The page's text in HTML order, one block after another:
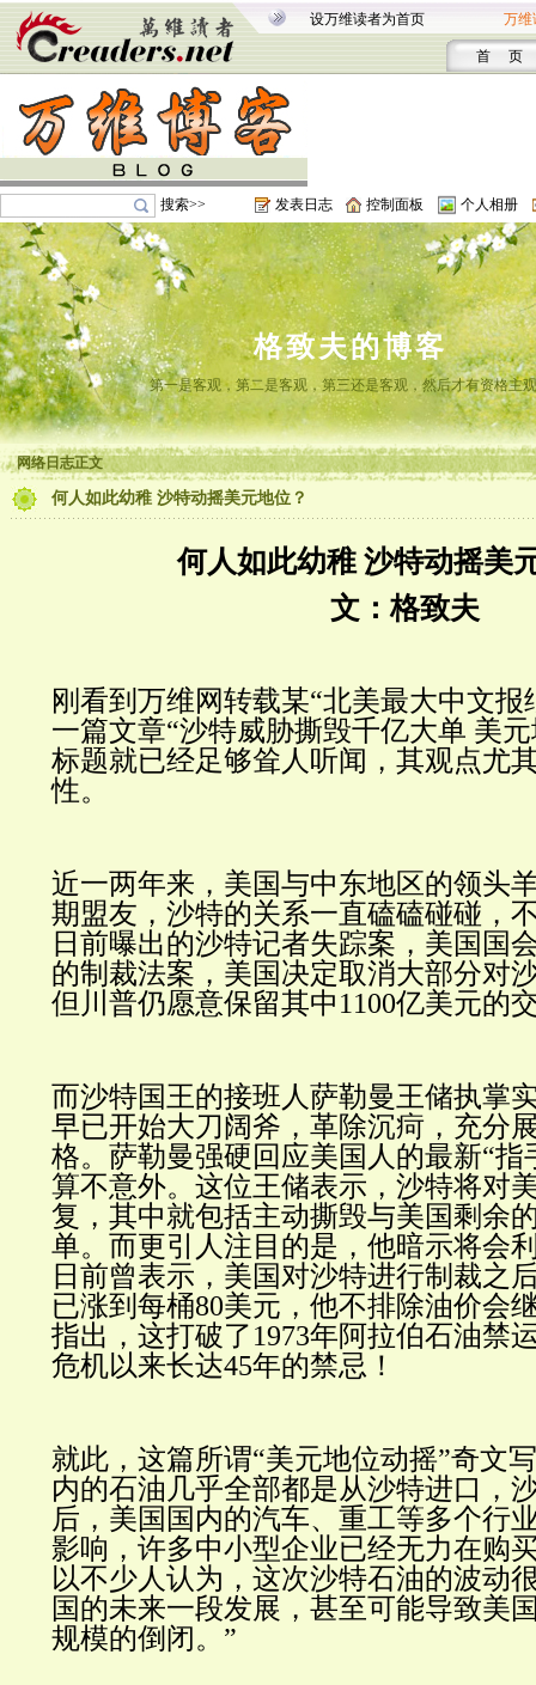
设万维读者为首页 万维
首 页
搜索>> 发表日志 控制面板 个人相册
格致夫的博客
第一是客观，第二是客观，第三还是客观，然后才有资格主
网络日志正文
何人如此幼稚 沙特动摇美元地位？
何人如此幼稚 沙特动摇美
文：格致夫
刚看到万维网转载某“北美最大中文报
一篇文章“沙特威胁撕毁千亿大单 美
标题就已经足够耸人听闻，其观点尤
性。
近一两年来，美国与中东地区的领头
期盟友，沙特的关系一直磕磕碰碰，
日前曝出的沙特记者失踪案，美国国
的制裁法案，美国决定取消大部分对
但川普仍愿意保留其中1100亿美元的
而沙特国王的接班人萨勒曼王储执掌
早已开始大刀阔斧，革除沉疴，充分
格。萨勒曼强硬回应美国人的最新“指
算不意外。这位王储表示，沙特将对
复，其中就包括主动撕毁与美国剩余
单。而更引人注目的是，他暗示将会
日前曾表示，美国对沙特进行制裁之
已涨到每桶80美元，他不排除油价会
指出，这打破了1973年阿拉伯石油禁
危机以来长达45年的禁忌！
就此，这篇所谓“美元地位动摇”奇文
内的石油几乎全部都是从沙特进口，
后，美国国内的汽车、重工等多个行
影响，许多中小型企业已经无力在购
以不少人认为，这次沙特石油的波动
国的未来一段发展，甚至可能导致美
规模的倒闭。 ”